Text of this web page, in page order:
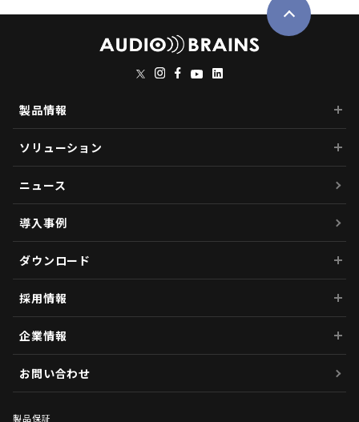
製品情報
ソリューション
ニュース
導入事例
ダウンロード
採用情報
企業情報
お問い合わせ
製品保証